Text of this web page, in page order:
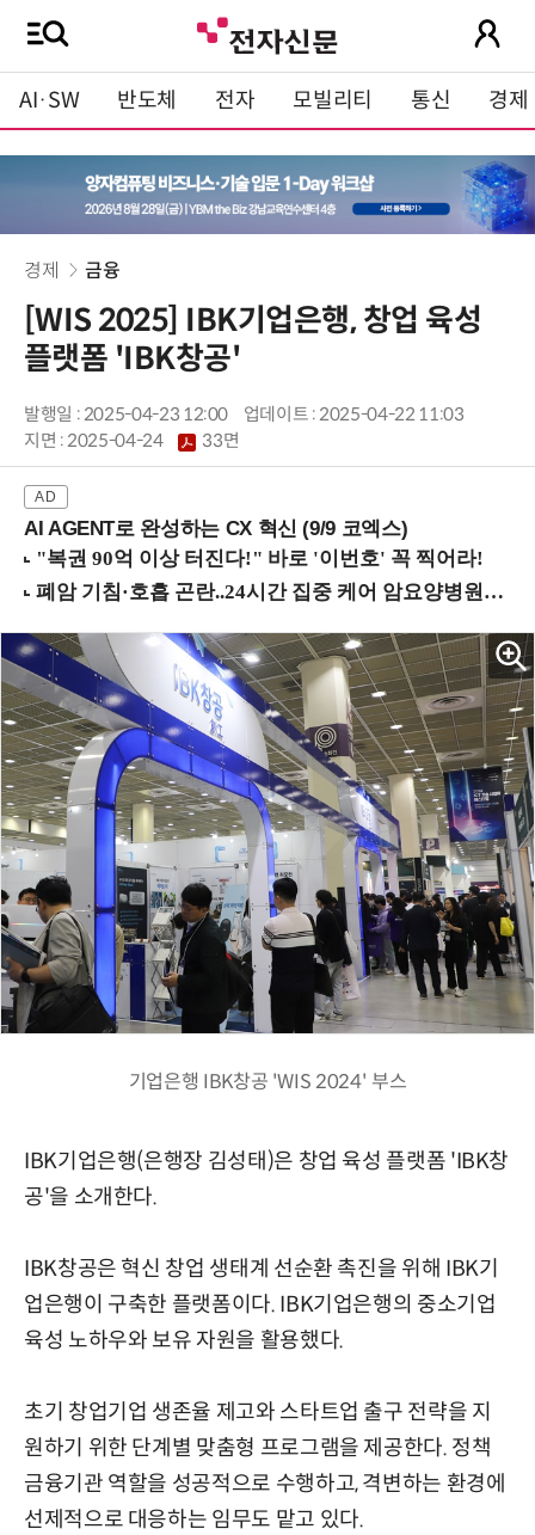
AI·SW 반도체 전자 모빌리티 통신 경제
경제 금융
[WIS 2025] IBK기업은행, 창업 육성
플랫폼 'IBK창공'
발행일 : 2025-04-23 12:00
업데이트 : 2025-04-22 11:03
지면 :2025-04-24 33면
AI AGENT로 완성하는 CX 혁신 (9/9 코엑스)
기업은행 IBK창공 'WIS 2024' 부스
IBK기업은행(은행장 김성태)은 창업 육성 플랫폼 'IBK창
공'을 소개한다.
IBK창공은 혁신 창업 생태계 선순환 촉진을 위해 IBK기
업은행이 구축한 플랫폼이다. IBK기업은행의 중소기업
육성 노하우와 보유 자원을 활용했다.
초기 창업기업 생존율 제고와 스타트업 출구 전략을 지
원하기 위한 단계별 맞춤형 프로그램을 제공한다. 정책
금융기관 역할을 성공적으로 수행하고, 격변하는 환경에
선제적으로 대응하는 임무도 맡고 있다.